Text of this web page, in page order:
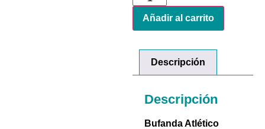
Añadir al carrito
Descripción
Descripción
Bufanda Atlético